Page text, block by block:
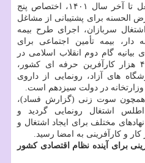
میلیون و ۸۵۰ هزار فرصت شغل تا آخر سال ۱۴۰۱، اختصاص پنج
الحسنه برای پشتیبانی از مشاغل
سربازان، اجرای طرح بیمه
دار، بیمه تأمین اجتماعی برای
بیانیه گام دوم انقلاب اسلامی در
وزارت کار، بانک اطلاعاتی ۴۰۰ هزار کارآفرین حرفه ای کشور،
های آزاد، رونمایی از داروی
در دولت سیزدهم است.
همچون سوت زنی (گزارش فساد)،
اطلس اشتغال رونمایی گردید و
مختلف برای ایجاد اشتغال و
و کارآفرینی به امضا رسید.
برای آینده نظام اقتصادی کشور